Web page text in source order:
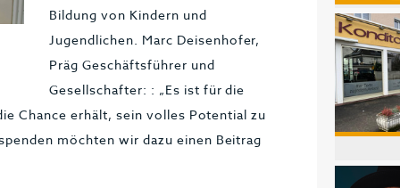
Bildung von Kindern und
Jugendlichen. Marc Deisenhofer,
Präg Geschäftsführer und
Gesellschafter: : „Es ist für die
Chance erhält, sein volles Potential zu
möchten wir dazu einen Beitrag